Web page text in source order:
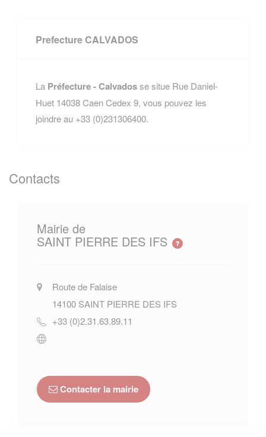
Prefecture CALVADOS
La Préfecture - Calvadosse situe Rue Daniel-
Huet 14038 Caen Cedex 9, vous pouvez les
joindre au +33 (0)231306400.
Contacts
Mairie de
SAINT PIERRE DES IFS
Route de Falaise
14100 SAINT PIERRE DES IFS
+33 (0)2.31.63.89.11
Contacter la mairie